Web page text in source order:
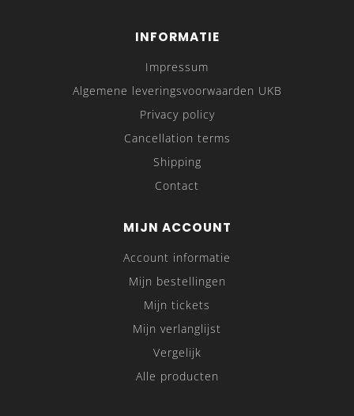
INFORMATIE
Impressum
Algemene leveringsvoorwaarden UKB
Privacy policy
Cancellation terms
Shipping
Contact
MIJN ACCOUNT
Account informatie
Mijn bestellingen
Mijn tickets
Mijn verlanglijst
Vergelijk
Alle producten